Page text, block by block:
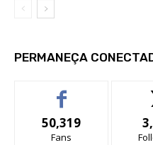
PERMANEÇA
50,319
Fans